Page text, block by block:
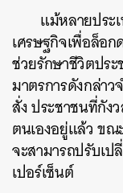
แม้หลายประ
เศรษฐกิจเพื่อล็อก
ช่วยรักษาชีวิตปร
มาตรการดังกล่าว
สั่ง ประชาชนที่กัง
ตนเองอยู่แล้ว ขณ
จะสามารถปรับเ
เปอร์เซ็นต์